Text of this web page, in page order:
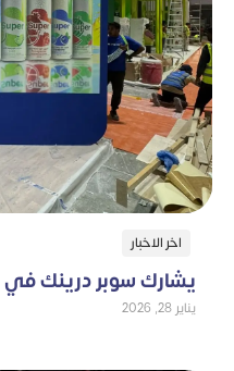
اخر الاخبار
يشارك سوبر درينك في معرض
يناير 28, 2026